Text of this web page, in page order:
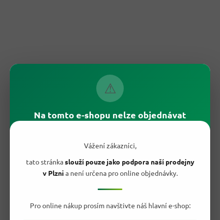
⚠
Na tomto e-shopu nelze objednávat
Vážení zákazníci,
tato stránkaslouží pouze jako podpora naší prodejny
v Plznia není určena pro online objednávky.
Pro online nákup prosím navštivte náš hlavní e-shop:
–39 %
Omo Professional prací gel na barevné prádlo 71 dávek 5
Vyprodáno
6,20 Kč / 1 ks
Do košíku